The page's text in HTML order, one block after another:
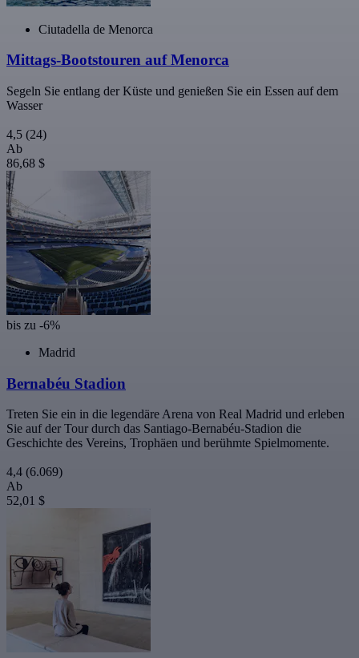
Ciutadella de Menorca
Mittags-Bootstouren auf Menorca
Segeln Sie entlang der Küste und genießen Sie ein Essen auf dem
Wasser
4,5 (24)
Ab
86,68 $
bis zu -6%
Madrid
Bernabéu Stadion
Treten Sie ein in die legendäre Arena von Real Madrid und erleben
Sie auf der Tour durch das Santiago-Bernabéu-Stadion die
Geschichte des Vereins, Trophäen und berühmte Spielmomente.
4,4 (6.069)
Ab
52,01 $